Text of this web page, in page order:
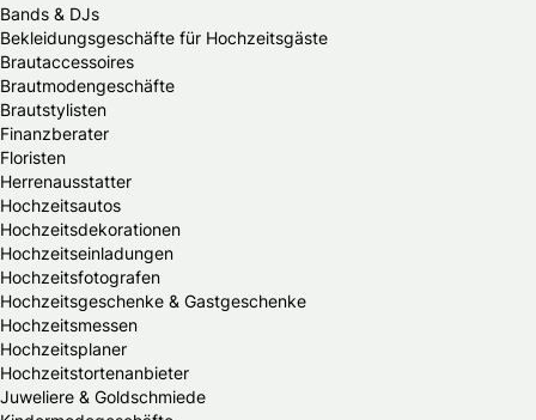
Bands & DJs
Bekleidungsgeschäfte für Hochzeitsgäste
Brautaccessoires
Brautmodengeschäfte
Brautstylisten
Finanzberater
Floristen
Herrenausstatter
Hochzeitsautos
Hochzeitsdekorationen
Hochzeitseinladungen
Hochzeitsfotografen
Hochzeitsgeschenke & Gastgeschenke
Hochzeitsmessen
Hochzeitsplaner
Hochzeitstortenanbieter
Juweliere & Goldschmiede